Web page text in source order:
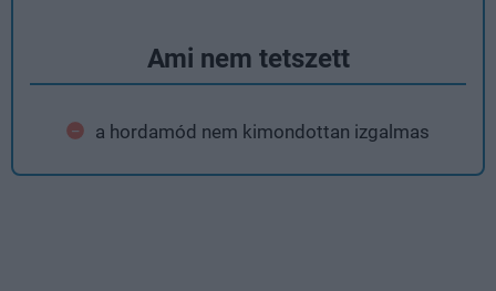
Ami nem tetszett
a hordamód nem kimondottan izgalmas